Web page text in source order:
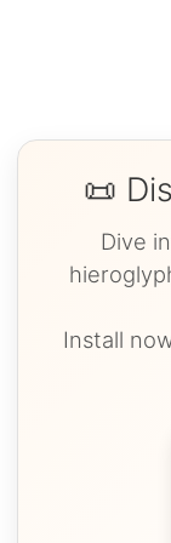
📜
Dive
Install